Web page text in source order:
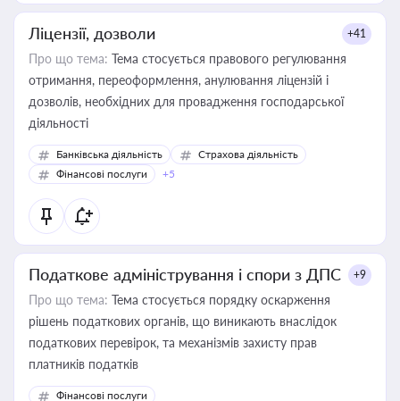
Ліцензії, дозволи +41
Про що тема: Тема стосується правового регулювання
отримання, переоформлення, анулювання ліцензій і
дозволів, необхідних для провадження господарської
діяльності
Банківська діяльність
Страхова діяльність
Фінансові послуги
+5
Податкове адміністрування і спори з ДПС +9
Про що тема: Тема стосується порядку оскарження
рішень податкових органів, що виникають внаслідок
податкових перевірок, та механізмів захисту прав
платників податків
Фінансові послуги